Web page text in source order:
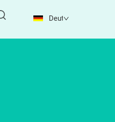
Deutsch